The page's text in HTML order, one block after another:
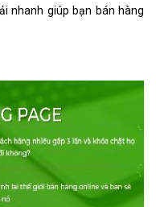
nhanh giúp bạn bán hàng